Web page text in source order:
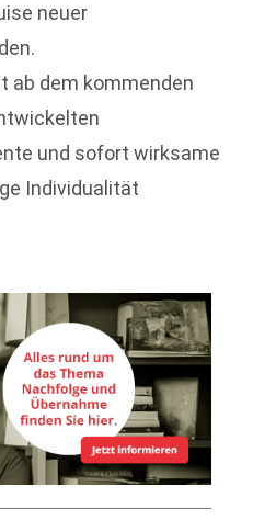
neuer
ab dem kommenden
und sofort wirksame
Individualität